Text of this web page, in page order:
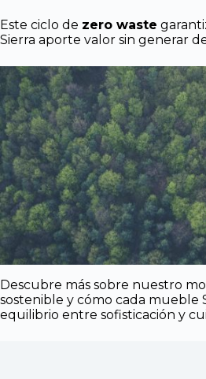
Este ciclo de zero waste
Sierra aporte valor sin generar
Descubre más sobre nuestro
sostenible y cómo cada mueble
equilibrio entre sofisticación y